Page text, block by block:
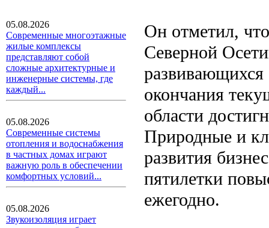
05.08.2026
Современные многоэтажные
жилые комплексы
представляют собой
сложные архитектурные и
инженерные системы, где
каждый...
05.08.2026
Современные системы
отопления и водоснабжения
в частных домах играют
важную роль в обеспечении
комфортных условий...
05.08.2026
Звукоизоляция играет
Он отметил,
Северной
развивающихся
окончания
области
Природные и
развития
пятилетки
ежегодно.